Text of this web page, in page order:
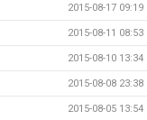
2015-08-17 09:19
2015-08-11 08:53
2015-08-10 13:34
2015-08-08 23:38
2015-08-05 13:54